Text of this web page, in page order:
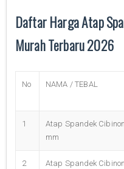
Daftar Harga Atap
Murah Terbaru 2026
No NAMA / TEBAL
1
Atap Spandek
mm
2
Atap Spandek